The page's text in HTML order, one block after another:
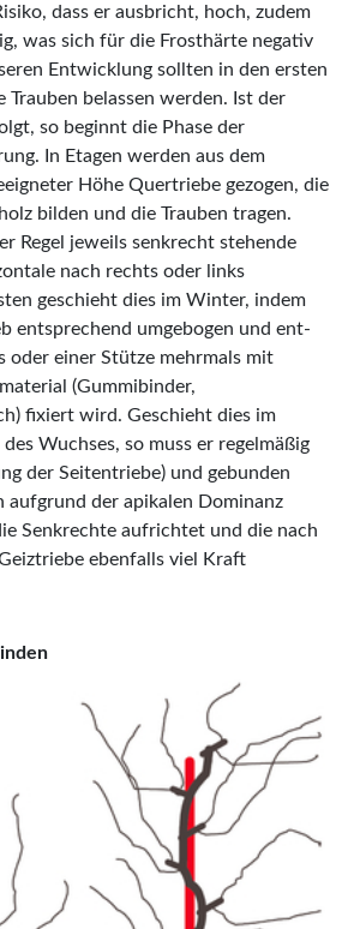
dass er ausbricht, hoch, zudem
was sich für die Frosthärte negativ
Entwicklung sollten in den ersten
Trauben belassen werden. Ist der
so beginnt die Phase der
In Etagen werden aus dem
Höhe Quertriebe gezogen, die
bilden und die Trauben tragen.
Regel jeweils senkrecht stehende
nach rechts oder links
geschieht dies im Winter, indem
ent­sprechend umgebogen und ent­
oder einer Stüt­ze mehrmals mit
(Gummibinder,
fixiert wird. Geschieht dies im
Wuchses, so muss er regelmäßig
der Seitentriebe) und gebunden
aufgrund der apikalen Dominanz
Senkrechte aufrichtet und die nach
ebenfalls viel Kraft